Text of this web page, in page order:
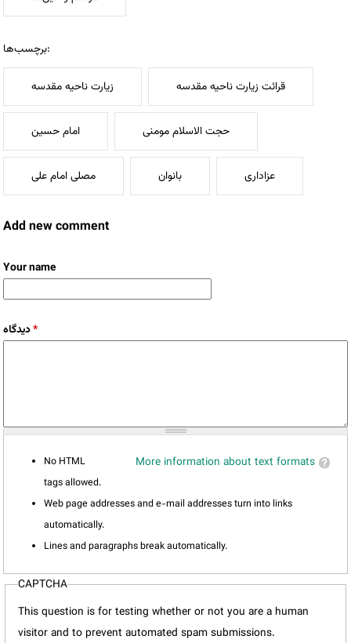
برچسب‌ها:
زیارت ناحیه مقدسه قرائت زیارت ناحیه مقدسه
امام حسین حجت الاسلام مومنی
مصلی امام علی بانوان عزاداری
Add new comment
Your name
دیدگاه*
More information about text formats
No HTML
tags allowed.
Web page addresses and e-mail addresses turn into links
automatically.
Lines and paragraphs break automatically.
CAPTCHA
This question is for testing whether or not you are a human
visitor and to prevent automated spam submissions.